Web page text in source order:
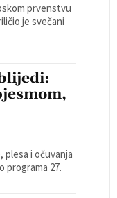
prvenstvu
je svečani
plesa i očuvanja